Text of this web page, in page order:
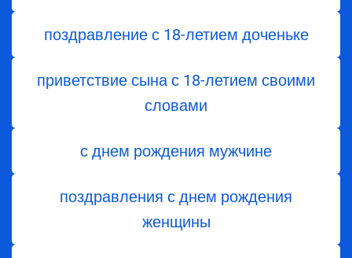
поздравление с 18-летием доченьке
приветствие сына с 18-летием своими
словами
с днем рождения мужчине
поздравления с днем рождения
женщины